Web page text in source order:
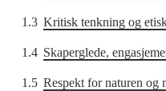
1.3 Kritisk tenkning og
1.4 Skaperglede,
1.5 Respekt for naturen og